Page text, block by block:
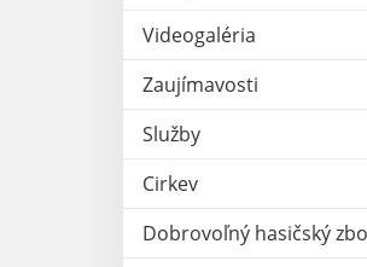
Videogaléria
Zaujímavosti
Služby
Cirkev
Dobrovoľný hasičský